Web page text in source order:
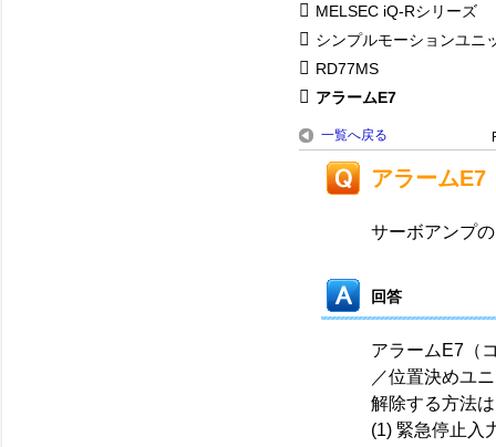
MELSEC iQ-Rシリーズ
シンプルモーションユニ
RD77MS
アラームE7
一覧へ戻る
アラームE7
サーボアンプ
回答
アラームE7（
／位置決めユ
解除する方法
(1) 緊急停止